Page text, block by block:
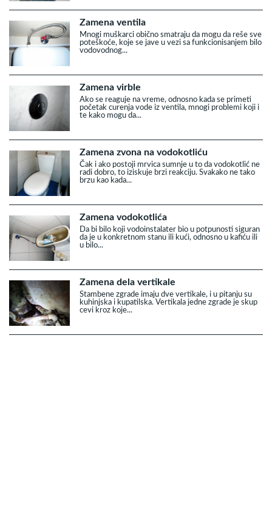
Zamena ventila
Mnogi muškarci obično smatraju da mogu da reše sve
poteškoće, koje se jave u vezi sa funkcionisanjem bilo
vodovodnog...
Zamena virble
Ako se reaguje na vreme, odnosno kada se primeti
početak curenja vode iz ventila, mnogi problemi koji i
te kako mogu da...
Zamena zvona na vodokotliću
Čak i ako postoji mrvica sumnje u to da vodokotlić ne
radi dobro, to iziskuje brzi reakciju. Svakako ne tako
brzu kao kada...
Zamena vodokotlića
Da bi bilo koji vodoinstalater bio u potpunosti siguran
da je u konkretnom stanu ili kući, odnosno u kafiću ili
u bilo...
Zamena dela vertikale
Stambene zgrade imaju dve vertikale, i u pitanju su
kuhinjska i kupatilska. Vertikala jedne zgrade je skup
cevi kroz koje...